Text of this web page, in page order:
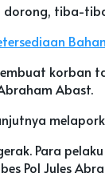
tiba-
korban
Abast.
Para
Pol Jules